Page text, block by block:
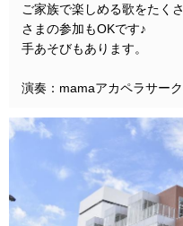
ご家族で楽しめる歌をたく
さまの参加もOKです♪
手あそびもあります。
演奏：mamaアカペラサー